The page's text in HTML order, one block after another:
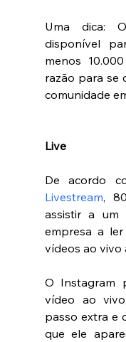
Uma dica:
disponível
menos
razão para se
comunidade
Live
De acordo
Livestream,
assistir a um
empresa a
vídeos ao vivo
O Instagram
vídeo ao
passo extra e
que ele